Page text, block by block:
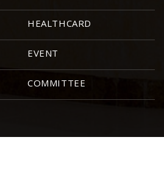
HEALTHCARD
EVENT
COMMITTEE